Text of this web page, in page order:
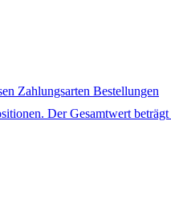
Zahlungsarten Bestellungen
Der Gesamtwert